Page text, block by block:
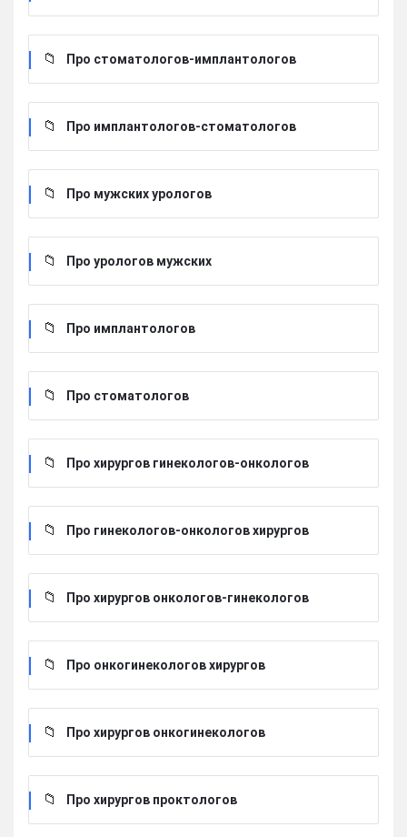
Про стоматологов-имплантологов
Про имплантологов-стоматологов
Про мужских урологов
Про урологов мужских
Про имплантологов
Про стоматологов
Про хирургов гинекологов-онкологов
Про гинекологов-онкологов хирургов
Про хирургов онкологов-гинекологов
Про онкогинекологов хирургов
Про хирургов онкогинекологов
Про хирургов проктологов